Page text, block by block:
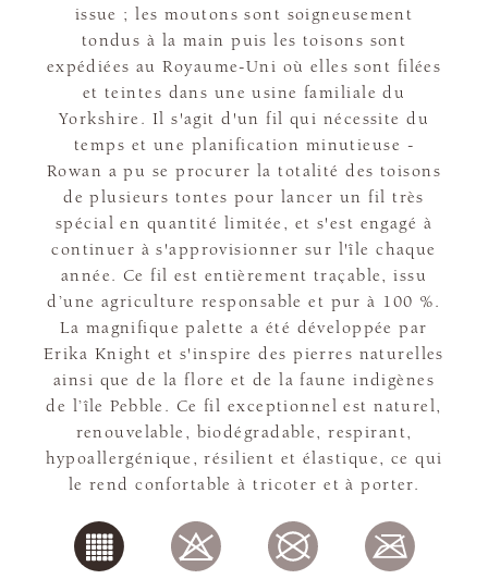
issue ; les moutons sont soigneusement
tondus à la main puis les toisons sont
expédiées au Royaume-Uni où elles sont filées
et teintes dans une usine familiale du
Yorkshire. Il s'agit d'un fil qui nécessite du
temps et une planification minutieuse -
Rowan a pu se procurer la totalité des toisons
de plusieurs tontes pour lancer un fil très
spécial en quantité limitée, et s'est engagé à
continuer à s'approvisionner sur l'île chaque
année. Ce fil est entièrement traçable, issu
d’une agriculture responsable et pur à 100 %.
La magnifique palette a été développée par
Erika Knight et s'inspire des pierres naturelles
ainsi que de la flore et de la faune indigènes
de l’île Pebble. Ce fil exceptionnel est naturel,
renouvelable, biodégradable, respirant,
hypoallergénique, résilient et élastique, ce qui
le rend confortable à tricoter et à porter.